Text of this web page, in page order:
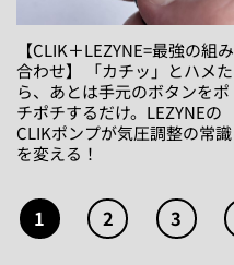
【CLIK＋LEZYNE=最強の組み
合わせ】 「カチッ」とハメた
ら、あとは手元のボタンをポ
チポチするだけ。LEZYNEの
CLIKポンプが気圧調整の常識
を変える！
1 2 3